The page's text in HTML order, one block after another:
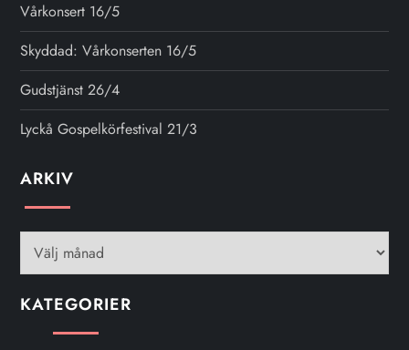
Vårkonsert 16/5
Skyddad: Vårkonserten 16/5
Gudstjänst 26/4
Lyckå Gospelkörfestival 21/3
ARKIVArkiv
KATEGORIER